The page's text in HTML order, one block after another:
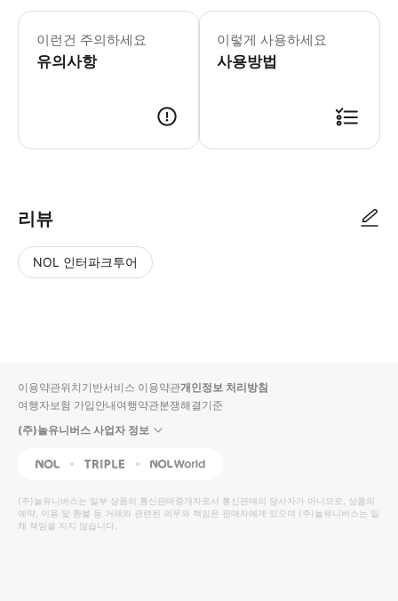
이런건 주의하세요
유의사항
이렇게 사용하세요
사용방법
리뷰
NOL 인터파크투어
입니
다.
높
은
순
동
영
상
순
상
이용약관위치기반서비스 이용약관개인정보 처리방침
여행자보험 가입안내여행약관분쟁해결기준
(주)놀유니버스 사업자 정보
NOL Triple Interpark Global
(주)놀유니버스는 일부 상품의 통신판매중개자로서 통신판매의 당사자가 아니므로, 상품의
예약, 이용 및 환불 등 거래와 관련된 의무와 책임은 판매자에게 있으며 (주)놀유니버스는 일
체 책임을 지지 않습니다.